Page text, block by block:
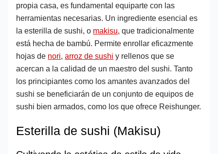
propia casa, es fundamental equiparte con las
herramientas necesarias. Un ingrediente esencial es
la esterilla de sushi, o makisu, que tradicionalmente
está hecha de bambú. Permite enrollar eficazmente
hojas de nori,arroz de sushi y rellenos que se
acercan a la calidad de un maestro del sushi. Tanto
los principiantes como los amantes avanzados del
sushi se beneficiarán de un conjunto de equipos de
sushi bien armados, como los que ofrece Reishunger.
Esterilla de sushi (Makisu)